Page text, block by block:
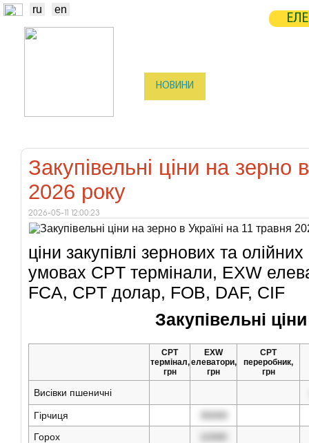
ru en
НОВИНИ
Закупівельні ціни на зерно
2026 року
2026-05-11 12:00:23
ціни закупівлі зернових та
умовах CPT термінали, EXW
FCA, CPT долар, FOB, DAF, CIF
Закупівельні
CPT
термінал,
грн
EXW
елеватори,
грн
CPT
переробник,
грн
Висівки пшеничні
Гірчиця
35000
Горох
11500